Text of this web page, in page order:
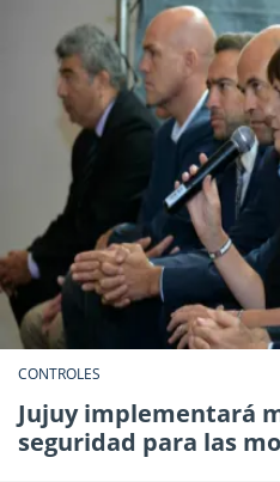
CONTROLES
Jujuy implementará
seguridad para las